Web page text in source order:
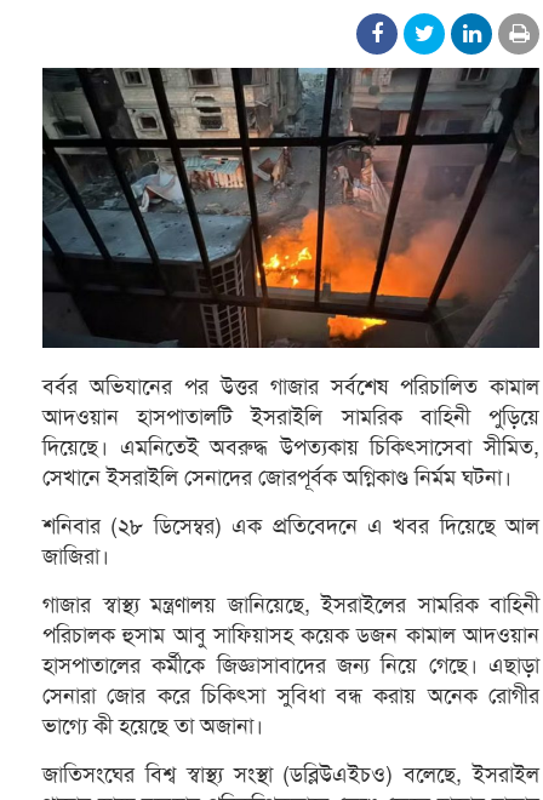
বর্বর অভিযানের পর উত্তর গাজার সর্বশেষ পরিচালিত কামাল
আদওয়ান হাসপাতালটি ইসরাইলি সামরিক বাহিনী পুড়িয়ে
দিয়েছে। এমনিতেই অবরুদ্ধ উপত্যকায় চিকিৎসাসেবা সীমিত,
সেখানে ইসরাইলি সেনাদের জোরপূর্বক অগ্নিকাণ্ড নির্মম ঘটনা।
শনিবার (২৮ ডিসেম্বর) এক প্রতিবেদনে এ খবর দিয়েছে আল
জাজিরা।
গাজার স্বাস্থ্য মন্ত্রণালয় জানিয়েছে, ইসরাইলের সামরিক বাহিনী
পরিচালক হুসাম আবু সাফিয়াসহ কয়েক ডজন কামাল আদওয়ান
হাসপাতালের কর্মীকে জিজ্ঞাসাবাদের জন্য নিয়ে গেছে। এছাড়া
সেনারা জোর করে চিকিৎসা সুবিধা বন্ধ করায় অনেক রোগীর
ভাগ্যে কী হয়েছে তা অজানা।
জাতিসংঘের বিশ্ব স্বাস্থ্য সংস্থা (ডব্লিউএইচও) বলেছে, ইসরাইল